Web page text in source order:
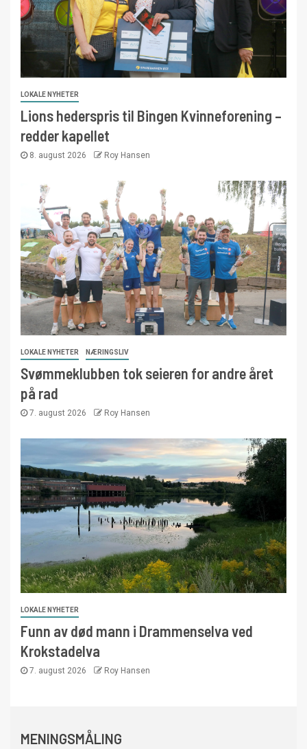
LOKALE NYHETER
Lions hederspris til Bingen Kvinneforening –
redder kapellet
8. august 2026 Roy Hansen
LOKALE NYHETER NÆRINGSLIV
Svømmeklubben tok seieren for andre året
på rad
7. august 2026 Roy Hansen
LOKALE NYHETER
Funn av død mann i Drammenselva ved
Krokstadelva
7. august 2026 Roy Hansen
MENINGSMÅLING